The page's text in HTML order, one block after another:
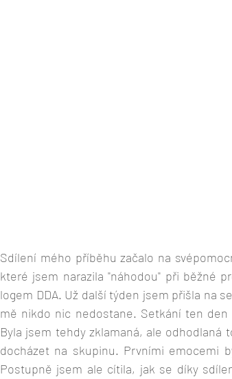
Sdílení mého příběhu začalo na
které jsem narazila "náhodou" při běžné
logem DDA. Už další týden jsem přišla na
mě nikdo nic nedostane. Setkání ten
Byla jsem tehdy zklamaná, ale odhodlaná
docházet na skupinu. Prvními emocemi
Postupně jsem ale cítila, jak se díky